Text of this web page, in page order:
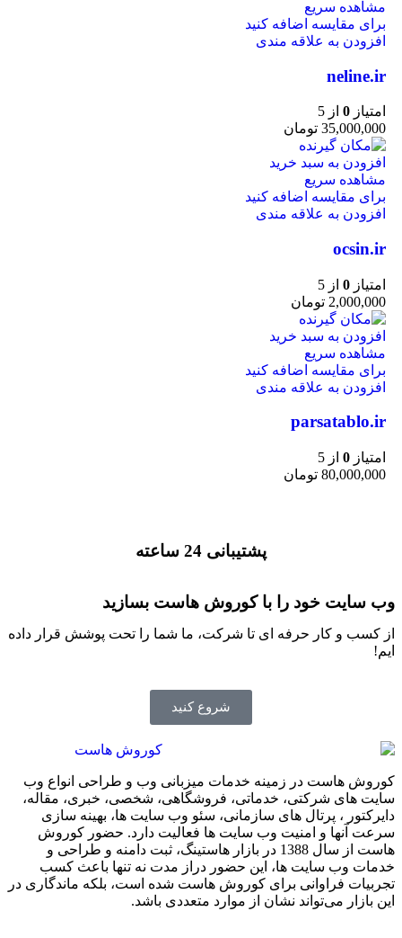
مشاهده سریع
برای مقایسه اضافه کنید
افزودن به علاقه مندی
neline.ir
امتیاز 0 از 5
35,000,000 تومان
افزودن به سبد خرید
مشاهده سریع
برای مقایسه اضافه کنید
افزودن به علاقه مندی
ocsin.ir
امتیاز 0 از 5
2,000,000 تومان
افزودن به سبد خرید
مشاهده سریع
برای مقایسه اضافه کنید
افزودن به علاقه مندی
parsatablo.ir
امتیاز 0 از 5
80,000,000 تومان
پشتیبانی 24 ساعته
وب سایت خود را با کوروش هاست بسازید
از کسب و کار حرفه ای تا شرکت، ما شما را تحت پوشش قرار داده
ایم!
شروع کنید
کوروش هاست در زمینه خدمات میزبانی وب و طراحی انواع وب
سایت های شرکتی، خدماتی، فروشگاهی، شخصی، خبری، مقاله،
دایرکتور ، پرتال های سازمانی، سئو وب سایت ها، بهینه سازی
سرعت آنها و امنیت وب سایت ها فعالیت دارد. حضور کوروش
هاست از سال 1388 در بازار هاستینگ، ثبت دامنه و طراحی و
خدمات وب سایت ها، این حضور دراز مدت نه تنها باعث کسب
تجربیات فراوانی برای کوروش هاست شده‌ است، بلکه ماندگاری در
این بازار می‌تواند نشان از موارد متعددی باشد.